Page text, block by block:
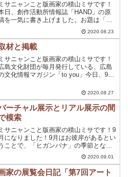
ミサニャンこと版画家の積山ミサです！
日、創作活動所情報誌「HAND」の原
を一気に書き上げました。お題は「作
品を語る」文字数・内容制限なし。編集
長！今回の記事の出来はいかがでしょう
？修正前の全文をUPしてみます。
2020.08.23
材と掲載
ミサニャンこと版画家の積山ミサです！
島文化財団が毎月発行している、広島
文化情報マガジン「to you」今日、9月
ック☆グループ展の記事が無事に掲載さ
ていました～！
2020.08.27
ーチャル展示とリアル展示の間
模索
ミサニャンこと版画家の積山ミサです！9
月になりました！9月はお彼岸があるとい
ことで、「ヒガンバナ」の季節となり
ます。お花が1週間しか咲かないのでヒガ
ンバナのデッサンを描くのに忙しいはず
のですが、もっと描かねば☆
2020.09.01
家の展覧会日記「第7回アート